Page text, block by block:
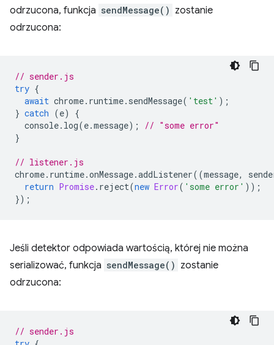
odrzucona, funkcja sendMessage() zostanie
odrzucona:
// sender.js
try {
await chrome. runtime. sendMessage( 'test' );
} catch (e)
{
console. log(e.message);
// "some error"
}
// listener.js
chrome. runtime.onMessage.addListener((message,
return Promise. reject(new Error( 'some error' ));
});
Jeśli detektor odpowiada wartością, której nie można
serializować, funkcja sendMessage() zostanie
odrzucona:
// sender.js